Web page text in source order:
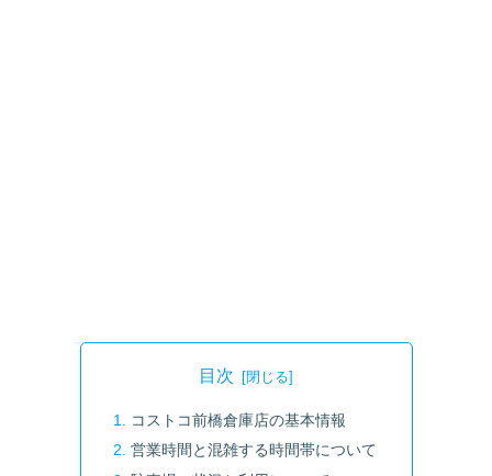
目次
コストコ前橋倉庫店の基本情報
営業時間と混雑する時間帯について